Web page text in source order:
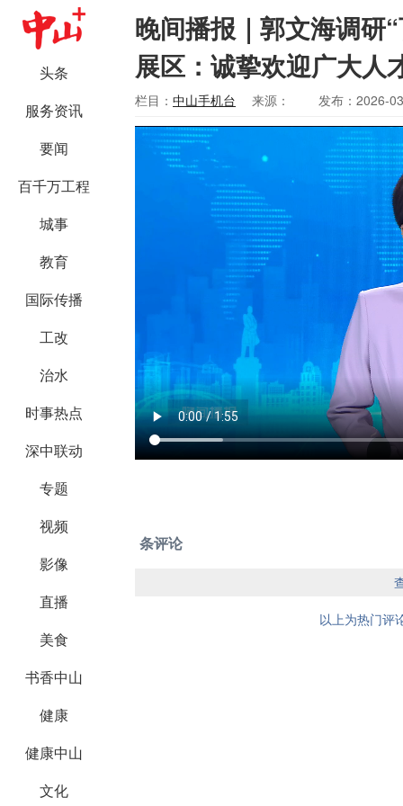
头条
服务资讯
要闻
百千万工程
城事
教育
国际传播
工改
治水
时事热点
深中联动
专题
视频
影像
直播
美食
书香中山
健康
健康中山
文化
晚间播报｜郭文海调研
展区：诚挚欢迎广大人
栏目： 中山手机台 来源： 发布：2026-
条评论
以上为热门评